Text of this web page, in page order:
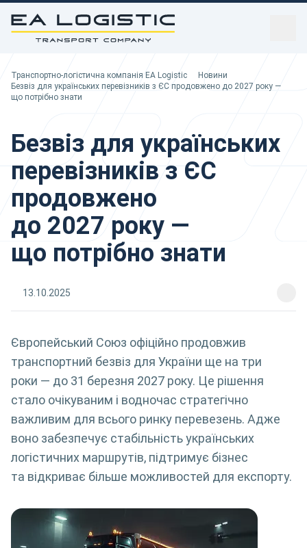
Ви тут:
Транспортно-логістична компанія EA Logistic
Новини
Безвіз для українських перевізників з ЄС продовжено до 2027 року —
що потрібно знати
Безвіз для українських
перевізників з ЄС
продовжено
до 2027 року —
що потрібно знати
13.10.2025
Європейський Союз офіційно продовжив
транспортний безвіз для України ще на три
роки — до 31 березня 2027 року. Це рішення
стало очікуваним і водночас стратегічно
важливим для всього ринку перевезень. Адже
воно забезпечує стабільність українських
логістичних маршрутів, підтримує бізнес
та відкриває більше можливостей для експорту.